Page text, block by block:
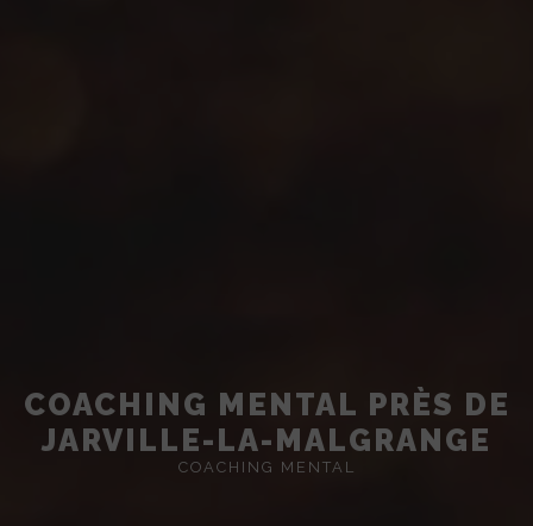
COACHING MENTAL PRÈS DE
JARVILLE-LA-MALGRANGE
COACHING MENTAL